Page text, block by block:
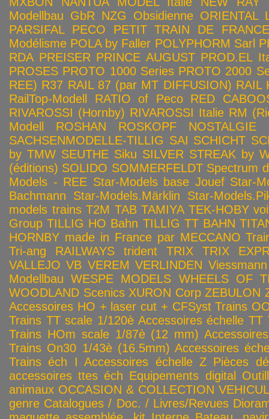
Modellbau GbR NZG Obsidienne ORIENTAL
PARSIFAL
PECO
PETIT TRAIN DE FRANCE
Modélisme POLA by Faller POLYPHORM Sarl
RDA PREISER PRINCE AUGUST PROD.EL
PROSES PROTO 1000 Series PROTO 2000
REE) R37 RAIL 87 (par MT DIFFUSION) RAIL
RailTop-Modell
RATIO of Peco
RED
RIVAROSSI (Hornby) RIVAROSSI Italie RM
Modell
ROSHAN ROSKOPF NOSTALGIE
SACHSENMODELLE-TILLIG SAI SCHICHT
by TMW SEUTHE Siku SILVER STREAK by
(éditions) SOLIDO SOMMERFELDT Spectrum
Models - REE Star-Models base Jouef Star-
Bachmann
Star-Models.Märklin
Star-
models trains T2M TAB TAMIYA TEK-HOBY
Group TILLIG HO Bahn TILLIG TT BAHN
HORNBY made in France par MECCANO
Tri-ang RAILWAYS
trident TRIX
TRIX
VALLEJO VB VEREM VERLINDEN Viessmann
Modellbau WESPE MODELS WHEELS OF
WOODLAND Scenics XURON Corp ZEBULON
Accessoires HO + laser cut + CFSyst Trains
Trains TT scale 1/120è Accessoires échelle TT
Trains HOm scale 1/87è (12 mm)
Trains On30 1/43è (16.5mm) Accessoires
Trains éch I Accessoires échelle Z Pièces
accessoires ttes éch Equipements digital
animaux OCCASION & COLLECTION
genre Catalogues / Doc. / Livres/Revues